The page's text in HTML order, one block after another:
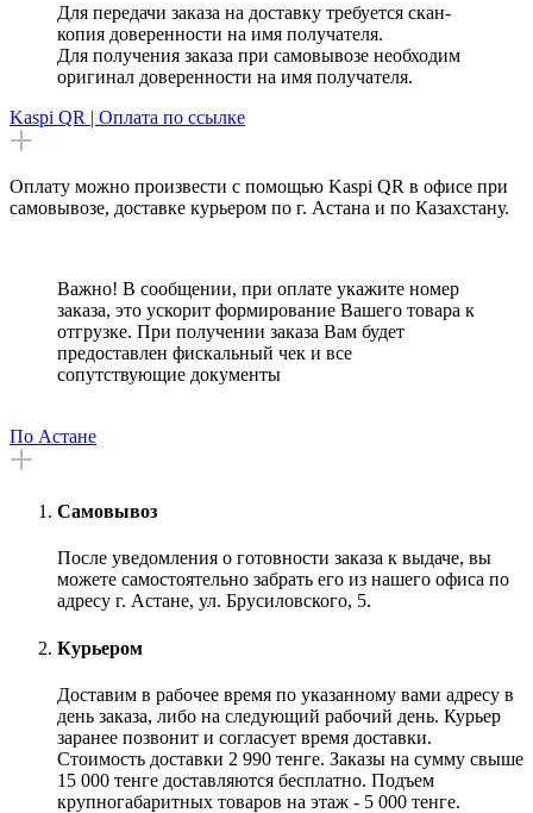
Для передачи заказа на доставку требуется скан-
копия доверенности на имя получателя.
Для получения заказа при самовывозе необходим
оригинал доверенности на имя получателя.
Kaspi QR | Оплата по ссылке
Оплату можно произвести с помощью Kaspi QR в офисе при
самовывозе, доставке курьером по г. Астана и по Казахстану.
Важно! В сообщении, при оплате укажите номер
заказа, это ускорит формирование Вашего товара к
отгрузке. При получении заказа Вам будет
предоставлен фискальный чек и все
сопутствующие документы
По Астане
Самовывоз
После уведомления о готовности заказа к выдаче, вы
можете самостоятельно забрать его из нашего офиса по
адресу г. Астане, ул. Брусиловского, 5.
Курьером
Доставим в рабочее время по указанному вами адресу в
день заказа, либо на следующий рабочий день. Курьер
заранее позвонит и согласует время доставки.
Стоимость доставки 2 990 тенге. Заказы на сумму свыше
15 000 тенге доставляются бесплатно. Подъем
крупногабаритных товаров на этаж - 5 000 тенге.